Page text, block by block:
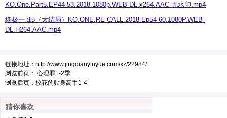
KO.One.Part5.EP44-53.2018.1080p.WEB-DL.x264.AAC-无水印.mp4
终极一班5（大结局）KO.ONE.RE-CALL.2018.Ep54-60.1080P.WEB-
DL.H264.AAC.mp4
链接地址： http://www.jingdianyinyue.com/xz/22984/
浏览前页： 心理罪1-2季
浏览后页： 校花的贴身高手1-4
猜你喜欢